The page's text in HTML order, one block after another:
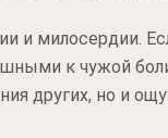
и милосердии.
к чужой
других, но и